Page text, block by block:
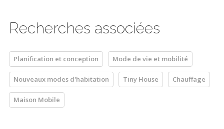
Recherches associées
Planification et conception Mode de vie et mobilité
Nouveaux modes d'habitation Tiny House Chauffage
Maison Mobile